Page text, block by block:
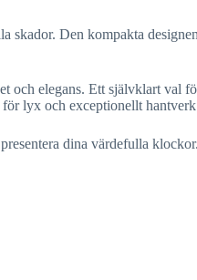
Den kompakta
och elegans. Ett självklart val
för lyx och exceptionellt
dina värdefulla klockor.